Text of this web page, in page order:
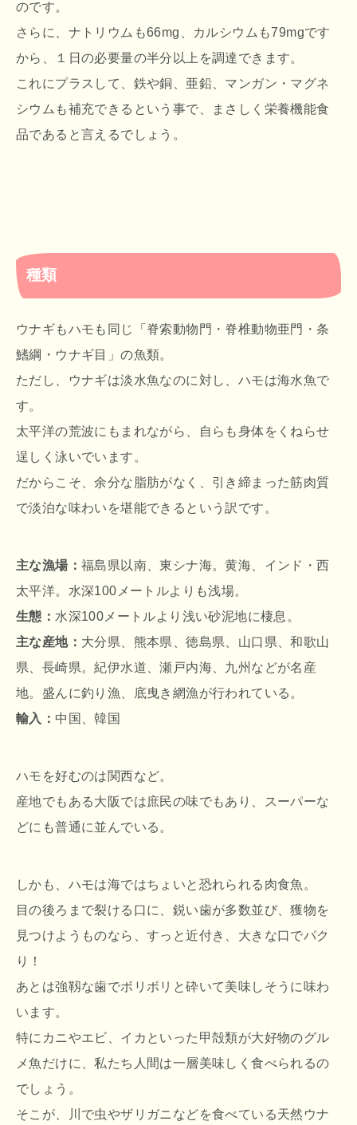
のです。
さらに、ナトリウムも66mg、カルシウムも79mgです
から、１日の必要量の半分以上を調達できます。
これにプラスして、鉄や銅、亜鉛、マンガン・マグネ
シウムも補充できるという事で、まさしく栄養機能食
品であると言えるでしょう。
種類
ウナギもハモも同じ「脊索動物門・脊椎動物亜門・条
鰭綱・ウナギ目」の魚類。
ただし、ウナギは淡水魚なのに対し、ハモは海水魚で
す。
太平洋の荒波にもまれながら、自らも身体をくねらせ
逞しく泳いでいます。
だからこそ、余分な脂肪がなく、引き締まった筋肉質
で淡泊な味わいを堪能できるという訳です。
主な漁場： 福島県以南、東シナ海。黄海、インド・西
太平洋。水深100メートルよりも浅場。
生態： 水深100メートルより浅い砂泥地に棲息。
主な産地： 大分県、熊本県、徳島県、山口県、和歌山
県、長崎県。紀伊水道、瀬戸内海、九州などが名産
地。盛んに釣り漁、底曳き網漁が行われている。
輸入： 中国、韓国
ハモを好むのは関西など。
産地でもある大阪では庶民の味でもあり、スーパーな
どにも普通に並んでいる。
しかも、ハモは海ではちょいと恐れられる肉食魚。
目の後ろまで裂ける口に、鋭い歯が多数並び、獲物を
見つけようものなら、すっと近付き、大きな口でパク
り！
あとは強靱な歯でボリボリと砕いて美味しそうに味わ
います。
特にカニやエビ、イカといった甲殻類が大好物のグル
メ魚だけに、私たち人間は一層美味しく食べられるの
でしょう。
そこが、川で虫やザリガニなどを食べている天然ウナ